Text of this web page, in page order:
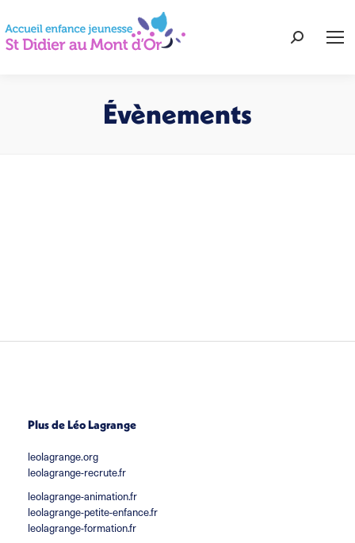
Recherche
Évènements
Plus de Léo Lagrange
leolagrange.org
leolagrange-recrute.fr
leolagrange-animation.fr
leolagrange-petite-enfance.fr
leolagrange-formation.fr